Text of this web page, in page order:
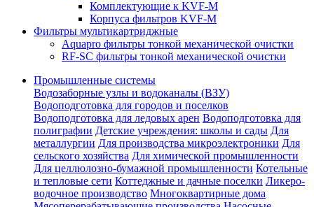
Комплектующие к KVF-M
Корпуса фильтров KVF-M
Фильтры мультикартриджные
Aquapro фильтры тонкой механической очистки
RF-SC фильтры тонкой механической очистки
Промышленные системы
Водозаборные узлы и водоканалы (ВЗУ)
Водоподготовка для городов и поселков
Водоподготовка для ледовых арен Водоподготовка для
полиграфии Детские учреждения: школы и сады Для
металлургии Для производства микроэлектроники Для
сельского хозяйства Для химической промышленности
Для целлюлозно-бумажной промышленности Котельные
и тепловые сети Коттеджные и дачные поселки Ликеро-
водочное производство Многоквартирные дома